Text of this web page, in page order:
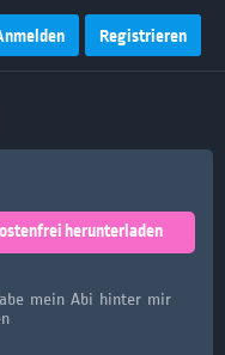
Registrieren
herunterladen
mein Abi hinter mir